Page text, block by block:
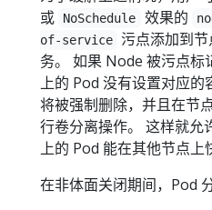
或 NoSchedule 效果的
of-service
污点添加到
务。 如果 Node 被污点标
上的 Pod 没有设置对应的
将被强制删除，并且在节
行卷分离操作。 这样就允
上的 Pod 能在其他节点上
在非体面关闭期间，Pod